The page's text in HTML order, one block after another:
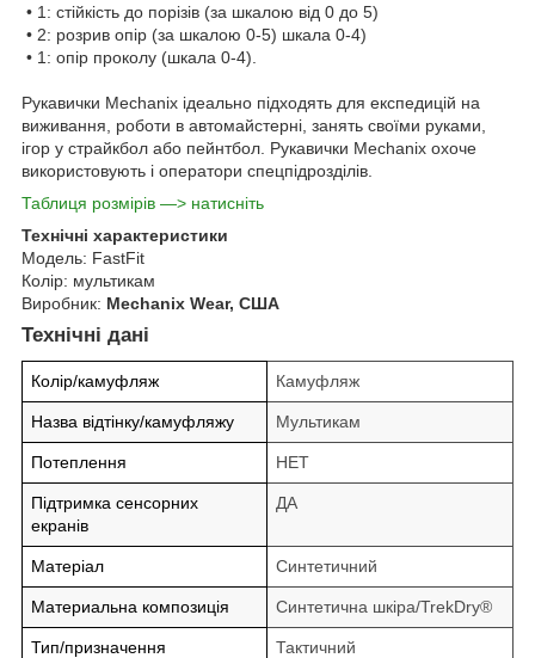
• 1: стійкість до порізів (за шкалою від 0 до 5)
• 2: розрив опір (за шкалою 0-5) шкала 0-4)
• 1: опір проколу (шкала 0-4).
Рукавички Mechanix ідеально підходять для експедицій на
виживання, роботи в автомайстерні, занять своїми руками,
ігор у страйкбол або пейнтбол. Рукавички Mechanix охоче
використовують і оператори спецпідрозділів.
Таблиця розмірів —> натисніть
Технічні характеристики
Модель: FastFit
Колір: мультикам
Виробник: Mechanix Wear, США
Технічні дані
Колір/камуфляж Камуфляж
Назва відтінку/камуфляжу Мультикам
Потеплення НЕТ
Підтримка сенсорних
екранів
ДА
Матеріал Синтетичний
Материальна композиція Синтетична шкіра/TrekDry®
Тип/призначення Тактичний